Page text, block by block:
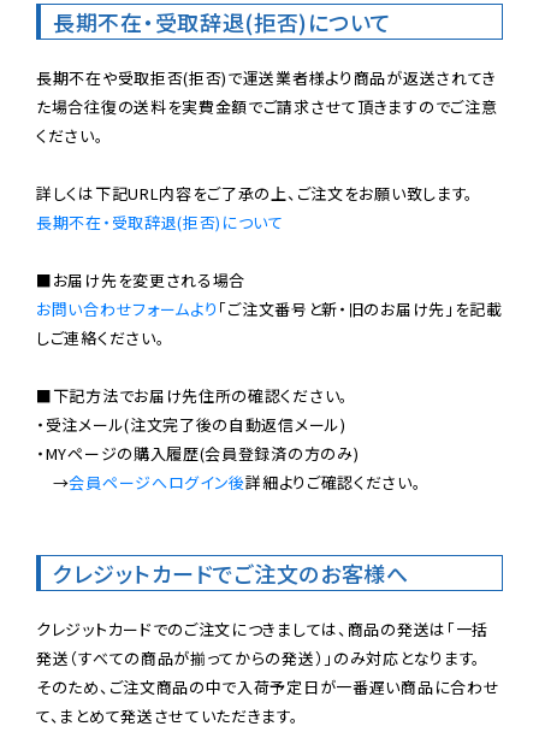
長期不在・受取辞退(拒否)について
長期不在や受取拒否(拒否)で運送業者様より商品が返送されてき
た場合往復の送料を実費金額でご請求させて頂きますのでご注意
ください。
長期不在・受取辞退(拒否)について
お問い合わせフォームより 「ご注文番号と新・旧のお届け先」を記載
しご連絡ください。
■下記方法でお届け先住所の確認ください。
・受注メール(注文完了後の自動返信メール)
・MYページの購入履歴(会員登録済の方のみ)
→会員ページへログイン後詳細よりご確認ください。
クレジットカードでご注文のお客様へ
クレジットカードでのご注文につきましては、商品の発送は「一括
発送（すべての商品が揃ってからの発送）」のみ対応となります。
そのため、ご注文商品の中で入荷予定日が一番遅い商品に合わせ
て、まとめて発送させていただきます。